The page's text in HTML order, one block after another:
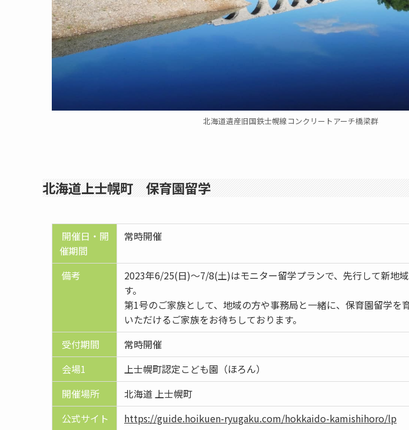
北海道遺産旧国鉄士幌線コンクリートアーチ橋梁群
北海道上士幌町 保育園留学
開催日・開
催期間
常時開催
備考
2023年6/25(日)～7/8(土)はモニター留学プランで、先行して新地
す。
第1号のご家族として、地域の方や事務局と一緒に、保育園留学を
いただけるご家族をお待ちしております。
受付期間
常時開催
会場1
上士幌町認定こども園（ほろん）
開催場所
北海道 上士幌町
公式サイト
https://guide.hoikuen-ryugaku.com/hokkaido-kamishihoro/lp